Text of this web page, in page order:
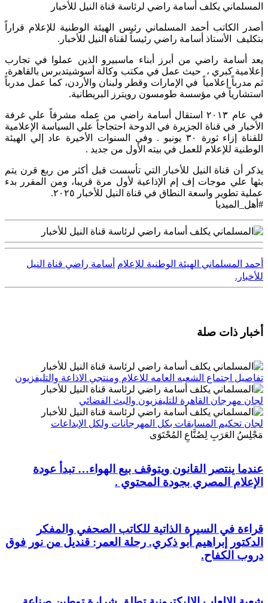
المسلماني يكلف أسامة راضي لرئاسة قناة النيل للأخبار
أصدر الكاتب أحمد المسلماني رئيس الهيئة الوطنية للإعلام قراراً
بتكليف الأستاذ أسامة راضي رئيساً لقناة النيل للأخبار.
يعد أسامة راضي من أبرز أبناء ماسبيرو الذين عملوا في تجارب
إعلامية كبري ، حيث عمل في مكتب وكالة أسوشيتدبرس بالقاهرة،
ثم مدرباً إعلامياً في الإمارات وقطر ولبنان والأردن، كما عمل مدرباً
استشارياً في مؤسسة طومسون رويترز البريطانية.
في عام ٢٠١٣ استقال أسامة راضي من عمله مشرفاً علي غرفة
الأخبار في قناة الجزيرة في الدوحة احتجاجاً علي السياسة الإعلامية
للقناة إزاء ثورة ٣٠ يونيو . وفي السنوات الأخيرة عاد إلي الهيئة
الوطنية للإعلام للعمل في بيته الأول من جديد .
يذكر أن قناة النيل للأخبار التي تأسست قبل أكثر من ربع قرن يتم
بثها علي موجات إف إم الإذاعية لأول مرة قريبا، ومن المقرر بدء
عملية تطوير واسعة النطاق في قناة النيل للأخبار ٢٠٢٥.
#أهل_الميديا
أحمد المسلماني الهيئة الوطنية للإعلام أسامة راضي قناة النيل
للأخبار.
أخبار ذات صلة
تفاصيل اجتماع الشعبه العامه للاعلام ومنتجي الاذاعة والتليفزيون
لجان مهرجان القاهرة للتليفزيون والبث الفضائي
لجان تحكيم المسابقات بكل المهرجانات ولكل الإبداعات
مَجْلِسُ العَرَبِ لِصُنَّاعِ المُحْتَوَى
عندما ينتصر القانون ويتوقف بيع الهواء… تبدأ عودة
الإعلام المصري بجودة المحتوي .
قراءة في السيرة الذاتية للكاتب الصحفي والمفكر
الدكتور إبراهيم أبو ذكري. رحلة العمر: قنديل من نور فوق
دروب الكفاح.